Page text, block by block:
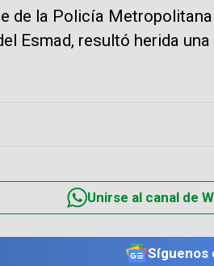
de la Policía
Esmad, resultó herida una
Unirse al canal de
Síguenos